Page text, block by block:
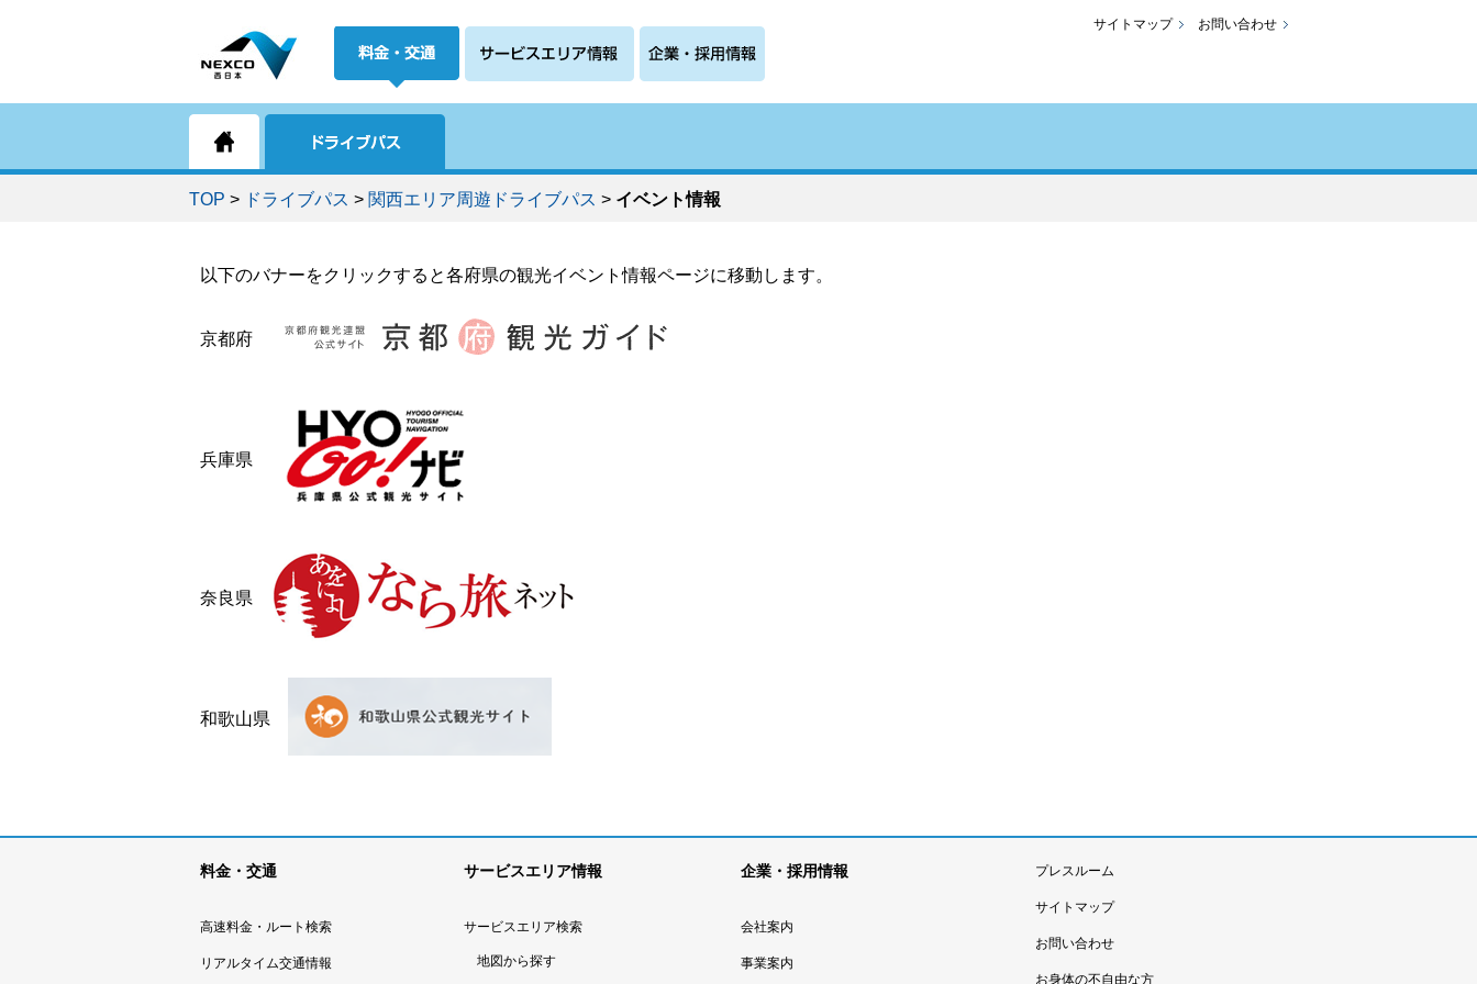
サイトマップ お問い合わせ
TOP > ドライブパス > 関西エリア周遊ドライブパス > イベント情報
以下のバナーをクリックすると各府県の観光イベント情報ページに移動します。
京都府
兵庫県
奈良県
和歌山県
料金・交通
高速料金・ルート検索
リアルタイム交通情報
サービスエリア情報
サービスエリア検索
地図から探す
企業・採用情報
会社案内
事業案内
プレスルーム
サイトマップ
お問い合わせ
お身体の不自由な方